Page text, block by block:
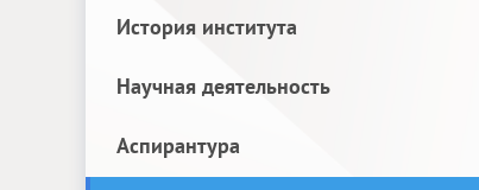
История института
Научная деятельность
Аспирантура